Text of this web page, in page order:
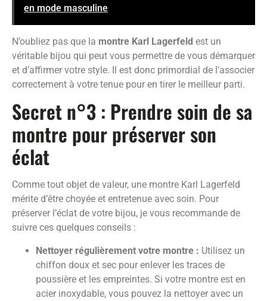
en mode masculine
N’oubliez pas que la montre Karl Lagerfeld est un
véritable bijou qui peut vous permettre de vous démarquer
et d’affirmer votre style. Il est donc primordial de l’associer
correctement à votre tenue pour en tirer le meilleur parti.
Secret n°3 : Prendre soin de sa
montre pour préserver son
éclat
Comme tout objet de valeur, une montre Karl Lagerfeld
mérite d’être choyée et entretenue avec soin. Pour
préserver l’éclat de votre bijou, je vous recommande de
suivre ces quelques conseils :
Nettoyer régulièrement votre montre : Utilisez un
chiffon doux et sec pour enlever les traces de
poussière et les empreintes. Si votre montre est en
acier inoxydable, vous pouvez la nettoyer avec un